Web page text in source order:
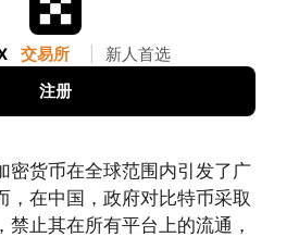
交易所 新人首选
注册
密货币在全球范围内引发了广
，在中国，政府对比特币采取
禁止其在所有平台上的流通，